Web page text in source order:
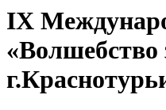
IX
«Волшебство